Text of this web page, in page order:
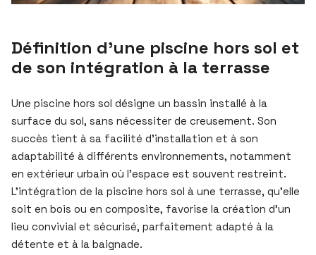
Définition d’une piscine hors sol et
de son intégration à la terrasse
Une piscine hors sol désigne un bassin installé à la
surface du sol, sans nécessiter de creusement. Son
succès tient à sa facilité d’installation et à son
adaptabilité à différents environnements, notamment
en extérieur urbain où l’espace est souvent restreint.
L’intégration de la piscine hors sol à une terrasse, qu’elle
soit en bois ou en composite, favorise la création d’un
lieu convivial et sécurisé, parfaitement adapté à la
détente et à la baignade.